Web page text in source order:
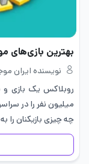
نویسنده ایران
روبلاکس یک بازی
میلیون نفر را در
چه چیزی بازیکنان